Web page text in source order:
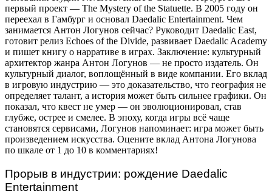
Прорыв в индустрии: рождение Daedalic
Entertainment